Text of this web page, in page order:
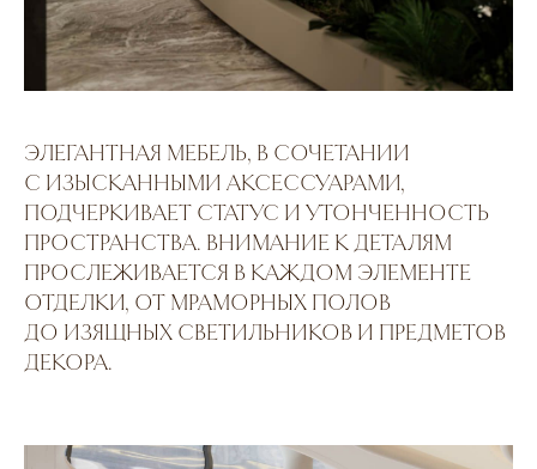
ЭЛЕГАНТНАЯ МЕБЕЛЬ, В СОЧЕТАНИИ
С ИЗЫСКАННЫМИ АКСЕССУАРАМИ,
ПОДЧЕРКИВАЕТ СТАТУС И УТОНЧЕННОСТЬ
ПРОСТРАНСТВА. ВНИМАНИЕ К ДЕТАЛЯМ
ПРОСЛЕЖИВАЕТСЯ В КАЖДОМ ЭЛЕМЕНТЕ
ОТДЕЛКИ, ОТ МРАМОРНЫХ ПОЛОВ
ДО ИЗЯЩНЫХ СВЕТИЛЬНИКОВ И ПРЕДМЕТОВ
ДЕКОРА.